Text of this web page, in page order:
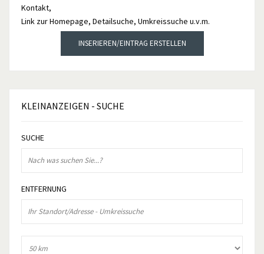
Kontakt,
Link zur Homepage, Detailsuche, Umkreissuche u.v.m.
INSERIEREN/EINTRAG ERSTELLEN
KLEINANZEIGEN - SUCHE
SUCHE
ENTFERNUNG